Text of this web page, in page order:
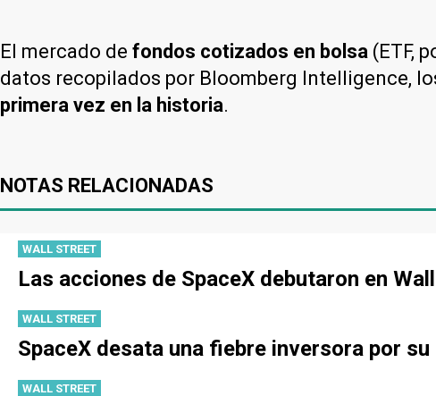
El mercado de fondos cotizados en bolsa (ETF,
datos recopilados por Bloomberg Intelligence,
primera vez en la historia.
NOTAS RELACIONADAS
WALL STREET
Las acciones de SpaceX debutaron en
WALL STREET
SpaceX desata una fiebre inversora por
WALL STREET